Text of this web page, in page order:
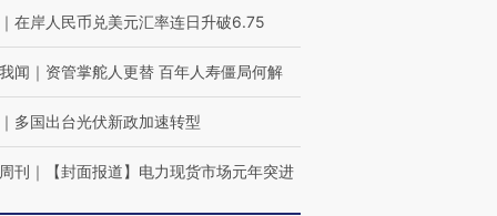
｜ 在岸人民币兑美元汇率连日升破6.75
闻 ｜ 资管掌舵人更替 百年人寿僵局何解
｜ 多国出台光伏新政加速转型
刊 ｜ 【封面报道】电力现货市场元年突进